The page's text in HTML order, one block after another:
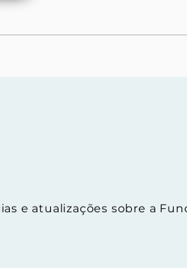
e atualizações sobre a